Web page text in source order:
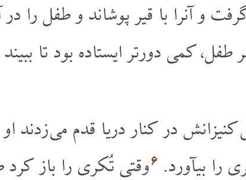
و آنرا با قیر پوشاند و طفل را
طفل، کمی دورتر ایستاده بود تا
در کنار دریا قدم می زدند
را بیآورد. ۶وقتی تُکری را باز کرد